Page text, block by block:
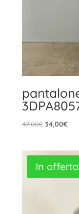
49,00€ Il
era:
49,00€.
34,00€Il
è:
In